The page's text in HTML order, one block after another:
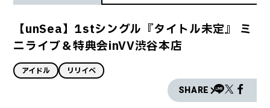
【unSea】1stシングル『タイトル未定』 ミ
ニライブ＆特典会inVV渋谷本店
アイドル リリイベ
SHARE